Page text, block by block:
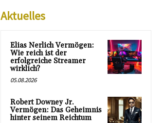
Aktuelles
Elias Nerlich Vermögen:
Wie reich ist der
erfolgreiche Streamer
wirklich?
05.08.2026
Robert Downey Jr.
Vermögen: Das Geheimnis
hinter seinem Reichtum